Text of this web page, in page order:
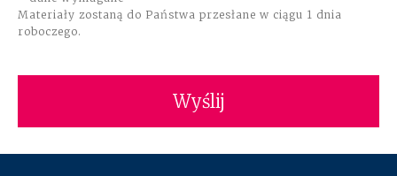
Materiały zostaną do Państwa przesłane w ciągu 1 dnia
roboczego.